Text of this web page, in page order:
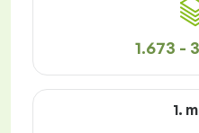
1.673 -
1.